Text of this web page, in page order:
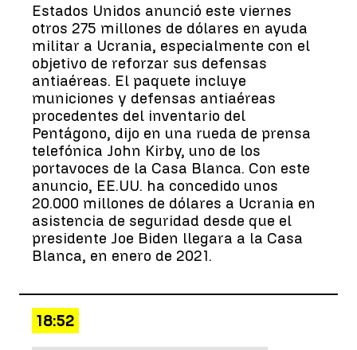
Estados Unidos anunció este viernes
otros 275 millones de dólares en ayuda
militar a Ucrania, especialmente con el
objetivo de reforzar sus defensas
antiaéreas. El paquete incluye
municiones y defensas antiaéreas
procedentes del inventario del
Pentágono, dijo en una rueda de prensa
telefónica John Kirby, uno de los
portavoces de la Casa Blanca. Con este
anuncio, EE.UU. ha concedido unos
20.000 millones de dólares a Ucrania en
asistencia de seguridad desde que el
presidente Joe Biden llegara a la Casa
Blanca, en enero de 2021.
18:52